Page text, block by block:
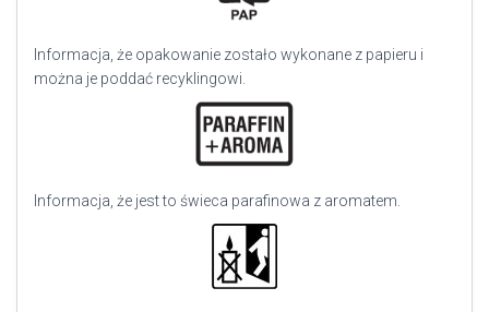
Informacja, że opakowanie zostało wykonane z papieru i
można je poddać recyklingowi.
Informacja, że jest to świeca parafinowa z aromatem.